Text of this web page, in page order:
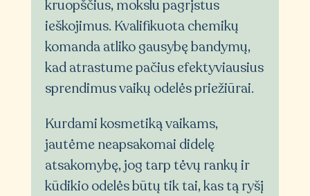
kruopščius, mokslu pagrįstus
ieškojimus. Kvalifikuota chemikų
komanda atliko gausybę bandymų,
kad atrastume pačius efektyviausius
sprendimus vaikų odelės priežiūrai.
Kurdami kosmetiką vaikams,
jautėme neapsakomai didelę
atsakomybę, jog tarp tėvų rankų ir
kūdikio odelės būtų tik tai, kas tą ryšį